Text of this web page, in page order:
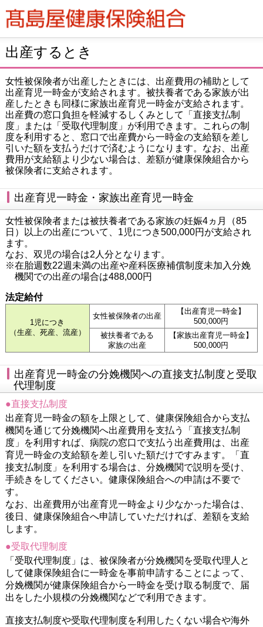
出産するとき
女性被保険者が出産したときには、出産費用の補助として
出産育児一時金が支給されます。被扶養者である家族が出
産したときも同様に家族出産育児一時金が支給されます。
出産費の窓口負担を軽減するしくみとして「直接支払制
度」または「受取代理制度」が利用できます。これらの制
度を利用すると、窓口で出産費から一時金の支給額を差し
引いた額を支払うだけで済むようになります。なお、出産
費用が支給額より少ない場合は、差額が健康保険組合から
被保険者に支給されます。
出産育児一時金・家族出産育児一時金
女性被保険者または被扶養者である家族の妊娠4ヵ月（85
日）以上の出産について、1児につき500,000円が支給され
ます。
なお、双児の場合は2人分となります。
※在胎週数22週未満の出産や産科医療補償制度未加入分娩
機関での出産の場合は488,000円
法定給付
1児につき
（生産、死産、流産）
女性被保険者の出産
【出産育児一時金】
500,000円
被扶養者である
家族の出産
【家族出産育児一時金】
500,000円
出産育児一時金の分娩機関への直接支払制度と受取
代理制度
●直接支払制度
出産育児一時金の額を上限として、健康保険組合から支払
機関を通じて分娩機関へ出産費用を支払う「直接支払制
度」を利用すれば、病院の窓口で支払う出産費用は、出産
育児一時金の支給額を差し引いた額だけですみます。「直
接支払制度」を利用する場合は、分娩機関で説明を受け、
手続きをしてください。健康保険組合への申請は不要で
す。
なお、出産費用が出産育児一時金より少なかった場合は、
後日、健康保険組合へ申請していただければ、差額を支給
します。
●受取代理制度
「受取代理制度」は、被保険者が分娩機関を受取代理人と
して健康保険組合に一時金を事前申請することによって、
分娩機関が健康保険組合から一時金を受け取る制度で、届
出をした小規模の分娩機関などで利用できます。
直接支払制度や受取代理制度を利用したくない場合や海外